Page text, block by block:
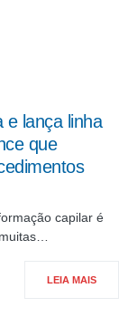
e lança linha
que
capilar é
LEIA MAIS